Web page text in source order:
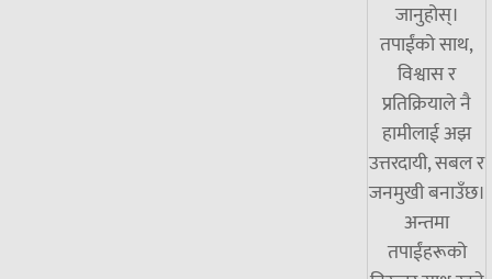
जानुहोस्।
तपाईंको साथ,
विश्वास र
प्रतिक्रियाले नै
हामीलाई अझ
उत्तरदायी, सबल र
जनमुखी बनाउँछ।
अन्तमा
तपाईंहरूको